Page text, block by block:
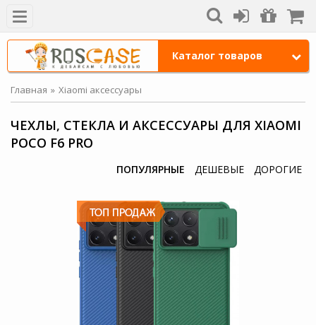
Каталог товаров
Главная Xiaomi аксессуары
ЧЕХЛЫ, СТЕКЛА И АКСЕССУАРЫ ДЛЯ XIAOMI
POCO F6 PRO
ПОПУЛЯРНЫЕ ДЕШЕВЫЕ ДОРОГИЕ